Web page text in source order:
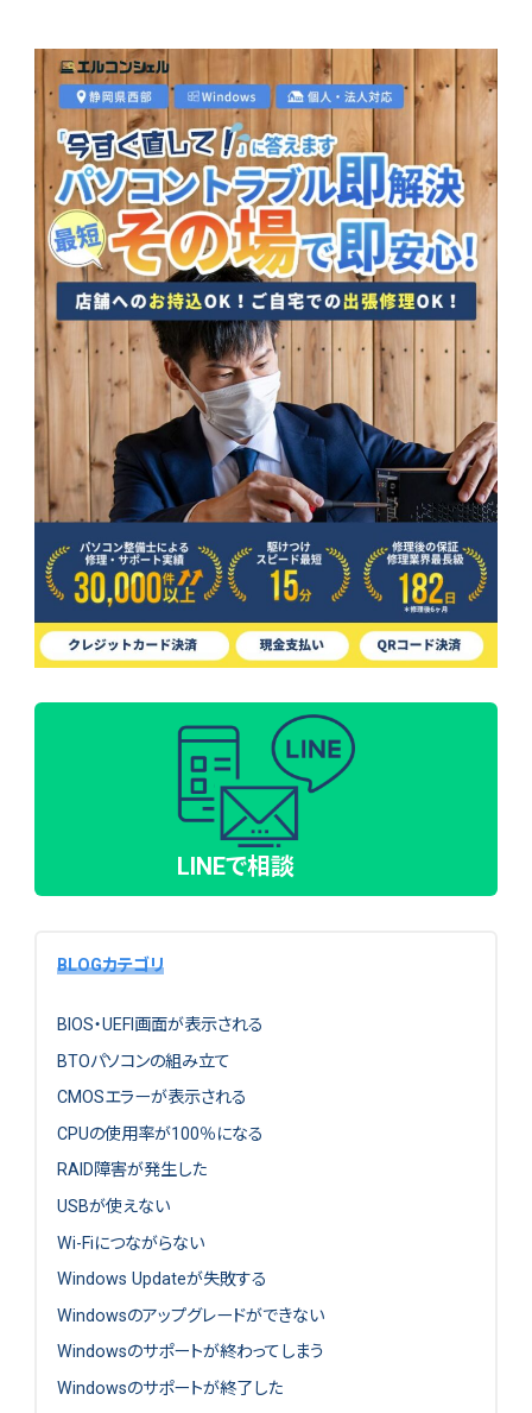
LINEで相談
BLOGカテゴリ
BIOS・UEFI画面が表示される
BTOパソコンの組み立て
CMOSエラーが表示される
CPUの使用率が100％になる
RAID障害が発生した
USBが使えない
Wi-Fiにつながらない
Windows Updateが失敗する
Windowsのアップグレードができない
Windowsのサポートが終わってしまう
Windowsのサポートが終了した